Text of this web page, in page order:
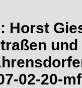
Horst
und
02-20-